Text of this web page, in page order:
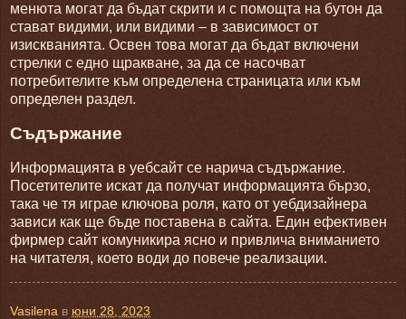
менюта могат да бъдат скрити и с помощта на бутон да
стават видими, или видими – в зависимост от
изискванията. Освен това могат да бъдат включени
стрелки с едно щракване, за да се насочват
потребителите към определена страницата или към
определен раздел.
Съдържание
Информацията в уебсайт се нарича съдържание.
Посетителите искат да получат информацията бързо,
така че тя играе ключова роля, като от уебдизайнера
зависи как ще бъде поставена в сайта. Един ефективен
фирмер сайт комуникира ясно и привлича вниманието
на читателя, което води до повече реализации.
Vasilena в юни 28, 2023